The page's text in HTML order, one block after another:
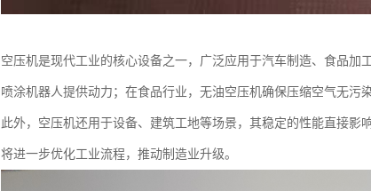
空压机是现代工业的核心设备之一，广泛应用于汽车制造、食品加
喷涂机器人提供动力；在食品行业，无油空压机确保压缩空气无污
此外，空压机还用于设备、建筑工地等场景，其稳定的性能直接
将进一步优化工业流程，推动制造业升级。